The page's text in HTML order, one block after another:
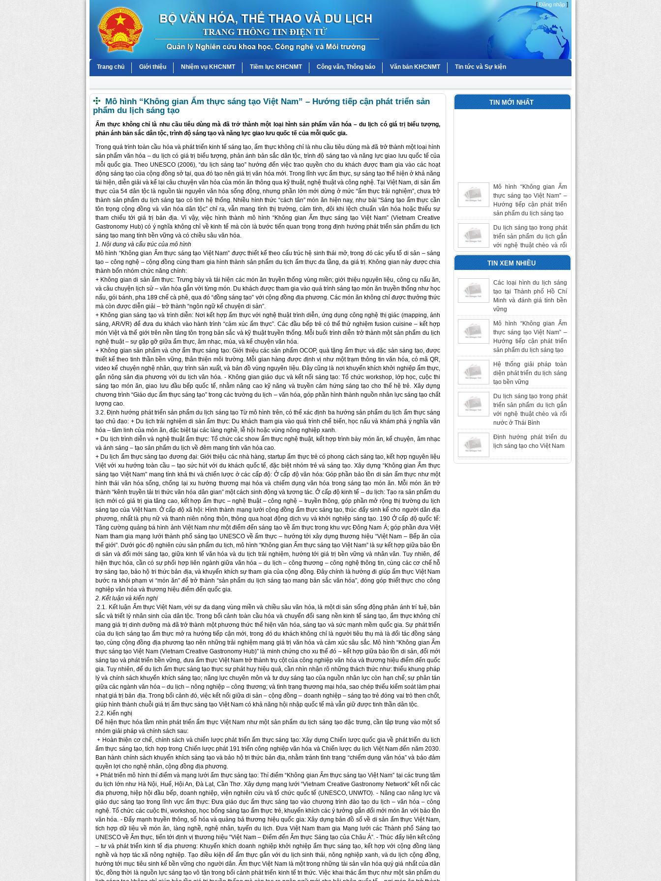
[Đăng nhập ]
Trang chủ Giới thiệu Nhiệm vụ KHCNMT Tiềm lực KHCNMT Công văn, Thông báo Văn bản KHCNMT Tin tức và Sự kiện
Mô hình “Không gian Ẩm thực sáng tạo Việt Nam” – Hướng tiếp cận phát triển sản
phẩm du lịch sáng tạo
Ẩm thực không chỉ là nhu cầu tiêu dùng mà đã trở thành một loại hình sản phẩm văn hóa – du lịch có giá trị biểu tượng,
phản ánh bản sắc dân tộc, trình độ sáng tạo và năng lực giao lưu quốc tế của mỗi quốc gia.
Trong quá trình toàn cầu hóa và phát triển kinh tế sáng tạo, ẩm thực không chỉ là nhu cầu tiêu dùng mà đã trở thành một loại hình
sản phẩm văn hóa – du lịch có giá trị biểu tượng, phản ánh bản sắc dân tộc, trình độ sáng tạo và năng lực giao lưu quốc tế của
mỗi quốc gia. Theo UNESCO (2006), “du lịch sáng tạo” hướng đến việc trao quyền cho du khách được tham gia vào các hoạt
động sáng tạo của cộng đồng sở tại, qua đó tạo nên giá trị văn hóa mới. Trong lĩnh vực ẩm thực, sự sáng tạo thể hiện ở khả năng
tái hiện, diễn giải và kể lại câu chuyện văn hóa của món ăn thông qua kỹ thuật, nghệ thuật và công nghệ. Tại Việt Nam, di sản ẩm
thực của 54 dân tộc là nguồn tài nguyên văn hóa sống động, nhưng phần lớn mới dừng ở mức “ẩm thực trải nghiệm”, chưa trở
thành sản phẩm du lịch sáng tạo có tính hệ thống. Nhiều hình thức “cách tân” món ăn hiện nay, như bài “Sáng tạo ẩm thực cần
tôn trọng cộng đồng và văn hóa dân tộc” chỉ ra, vẫn mang tính thị trường, cảm tính, đôi khi lệch chuẩn văn hóa hoặc thiếu sự
tham chiếu tới giá trị bản địa. Vì vậy, việc hình thành mô hình “Không gian Ẩm thực sáng tạo Việt Nam” (Vietnam Creative
Gastronomy Hub) có ý nghĩa không chỉ về kinh tế mà còn là bước tiến quan trọng trong định hướng phát triển sản phẩm du lịch
sáng tạo mang tính bền vững và có chiều sâu văn hóa.
1. Nội dung và cấu trúc của mô hình
Mô hình “Không gian Ẩm thực sáng tạo Việt Nam” được thiết kế theo cấu trúc hệ sinh thái mở, trong đó các yếu tố di sản – sáng
tạo – công nghệ – cộng đồng cùng tham gia hình thành sản phẩm du lịch ẩm thực đa tầng, đa giá trị. Không gian này được chia
thành bốn nhóm chức năng chính:
+ Không gian di sản ẩm thực: Trưng bày và tái hiện các món ăn truyền thống vùng miền; giới thiệu nguyên liệu, công cụ nấu ăn,
và câu chuyện lịch sử – văn hóa gắn với từng món. Du khách được tham gia vào quá trình sáng tạo món ăn truyền thống như học
nấu, gói bánh, pha 189 chế cà phê, qua đó “đồng sáng tạo” với cộng đồng địa phương. Các món ăn không chỉ được thưởng thức
mà còn được diễn giải – trở thành “ngôn ngữ kể chuyện di sản”.
+ Không gian sáng tạo và trình diễn: Nơi kết hợp ẩm thực với nghệ thuật trình diễn, ứng dụng công nghệ thị giác (mapping, ánh
sáng, AR/VR) để đưa du khách vào hành trình “cảm xúc ẩm thực”. Các đầu bếp trẻ có thể thử nghiệm fusion cuisine – kết hợp
món Việt và thế giới trên nền tảng tôn trọng bản sắc và kỹ thuật truyền thống. Mỗi buổi trình diễn trở thành một sản phẩm du lịch
nghệ thuật – sự gặp gỡ giữa ẩm thực, âm nhạc, múa, và kể chuyện văn hóa.
+ Không gian sản phẩm và chợ ẩm thực sáng tạo: Giới thiệu các sản phẩm OCOP, quà tặng ẩm thực và đặc sản sáng tạo, được
thiết kế theo tinh thần bền vững, thân thiện môi trường. Mỗi gian hàng được định vị như một trạm thông tin văn hóa, có mã QR,
video kể chuyện nghệ nhân, quy trình sản xuất, và bản đồ vùng nguyên liệu. Đây cũng là nơi khuyến khích khởi nghiệp ẩm thực,
gắn nông sản địa phương với du lịch văn hóa. - Không gian giáo dục và kết nối sáng tạo: Tổ chức workshop, lớp học, cuộc thi
sáng tạo món ăn, giao lưu đầu bếp quốc tế, nhằm nâng cao kỹ năng và truyền cảm hứng sáng tạo cho thế hệ trẻ. Xây dựng
chương trình “Giáo dục ẩm thực sáng tạo” trong các trường du lịch – văn hóa, góp phần hình thành nguồn nhân lực sáng tạo chất
lượng cao.
3.2. Định hướng phát triển sản phẩm du lịch sáng tạo Từ mô hình trên, có thể xác định ba hướng sản phẩm du lịch ẩm thực sáng
tạo chủ đạo: + Du lịch trải nghiệm di sản ẩm thực: Du khách tham gia vào quá trình chế biến, học nấu và khám phá ý nghĩa văn
hóa – tâm linh của món ăn, đặc biệt tại các làng nghề, lễ hội hoặc vùng nông nghiệp xanh.
+ Du lịch trình diễn và nghệ thuật ẩm thực: Tổ chức các show ẩm thực nghệ thuật, kết hợp trình bày món ăn, kể chuyện, âm nhạc
và ánh sáng – tạo sản phẩm du lịch về đêm mang tính văn hóa cao.
+ Du lịch ẩm thực sáng tạo đương đại: Giới thiệu các nhà hàng, startup ẩm thực trẻ có phong cách sáng tạo, kết hợp nguyên liệu
Việt với xu hướng toàn cầu – tạo sức hút với du khách quốc tế, đặc biệt nhóm trẻ và sáng tạo. Xây dựng “Không gian Ẩm thực
sáng tạo Việt Nam” mang tính khả thi và chiến lược ở các cấp độ: Ở cấp độ văn hóa: Góp phần bảo tồn di sản ẩm thực như một
hình thái văn hóa sống, chống lại xu hướng thương mại hóa và chiếm dụng văn hóa trong sáng tạo món ăn. Mỗi món ăn trở
thành “kênh truyền tải tri thức văn hóa dân gian” một cách sinh động và tương tác. Ở cấp độ kinh tế – du lịch: Tạo ra sản phẩm du
lịch mới có giá trị gia tăng cao, kết hợp ẩm thực – nghệ thuật – công nghệ – truyền thông, góp phần mở rộng thị trường du lịch
sáng tạo của Việt Nam. Ở cấp độ xã hội: Hình thành mạng lưới cộng đồng ẩm thực sáng tạo, thúc đẩy sinh kế cho người dân địa
phương, nhất là phụ nữ và thanh niên nông thôn, thông qua hoạt động dịch vụ và khởi nghiệp sáng tạo. 190 Ở cấp độ quốc tế:
Tăng cường quảng bá hình ảnh Việt Nam như một điểm đến sáng tạo về ẩm thực trong khu vực Đông Nam Á; góp phần đưa Việt
Nam tham gia mạng lưới thành phố sáng tạo UNESCO về ẩm thực – hướng tới xây dựng thương hiệu “Việt Nam – Bếp ăn của
thế giới”. Dưới góc độ nghiên cứu sản phẩm du lịch, mô hình “Không gian Ẩm thực sáng tạo Việt Nam” là sự kết hợp giữa bảo tồn
di sản và đổi mới sáng tạo, giữa kinh tế văn hóa và du lịch trải nghiệm, hướng tới giá trị bền vững và nhân văn. Tuy nhiên, để
hiện thực hóa, cần có sự phối hợp liên ngành giữa văn hóa – du lịch – công thương – công nghệ thông tin, cùng các cơ chế hỗ
trợ sáng tạo, bảo hộ tri thức bản địa, và khuyến khích sự tham gia của cộng đồng. Đây chính là hướng đi giúp ẩm thực Việt Nam
bước ra khỏi phạm vi “món ăn” để trở thành “sản phẩm du lịch sáng tạo mang bản sắc văn hóa”, đóng góp thiết thực cho công
nghiệp văn hóa và thương hiệu điểm đến quốc gia.
2. Kết luận và kiến nghị
2.1. Kết luận Ẩm thực Việt Nam, với sự đa dạng vùng miền và chiều sâu văn hóa, là một di sản sống động phản ánh trí tuệ, bản
sắc và triết lý nhân sinh của dân tộc. Trong bối cảnh toàn cầu hóa và chuyển đổi sang nền kinh tế sáng tạo, ẩm thực không chỉ
mang giá trị dinh dưỡng mà đã trở thành một phương thức thể hiện văn hóa, sáng tạo và sức mạnh mềm quốc gia. Sự phát triển
của du lịch sáng tạo ẩm thực mở ra hướng tiếp cận mới, trong đó du khách không chỉ là người tiêu thụ mà là đối tác đồng sáng
tạo, cùng cộng đồng địa phương tạo nên những trải nghiệm mang giá trị văn hóa và cảm xúc sâu sắc. Mô hình “Không gian Ẩm
thực sáng tạo Việt Nam (Vietnam Creative Gastronomy Hub)” là minh chứng cho xu thế đó – kết hợp giữa bảo tồn di sản, đổi mới
sáng tạo và phát triển bền vững, đưa ẩm thực Việt Nam trở thành trụ cột của công nghiệp văn hóa và thương hiệu điểm đến quốc
gia. Tuy nhiên, để du lịch ẩm thực sáng tạo thực sự phát huy hiệu quả, cần nhìn nhận rõ những thách thức như: thiếu khung pháp
lý và chính sách khuyến khích sáng tạo; năng lực chuyên môn và tư duy sáng tạo của nguồn nhân lực còn hạn chế; sự phân tán
giữa các ngành văn hóa – du lịch – nông nghiệp – công thương; và tình trạng thương mại hóa, sao chép thiếu kiểm soát làm phai
nhạt giá trị bản địa. Trong bối cảnh đó, việc kết nối giữa di sản – cộng đồng – doanh nghiệp – sáng tạo trẻ đóng vai trò then chốt,
giúp hình thành chuỗi giá trị ẩm thực sáng tạo Việt Nam có khả năng hội nhập quốc tế mà vẫn giữ được tinh thần dân tộc.
2.2. Kiến nghị
Để hiện thực hóa tầm nhìn phát triển ẩm thực Việt Nam như một sản phẩm du lịch sáng tạo đặc trưng, cần tập trung vào một số
nhóm giải pháp và chính sách sau:
+ Hoàn thiện cơ chế, chính sách và chiến lược phát triển ẩm thực sáng tạo: Xây dựng Chiến lược quốc gia về phát triển du lịch
ẩm thực sáng tạo, tích hợp trong Chiến lược phát 191 triển công nghiệp văn hóa và Chiến lược du lịch Việt Nam đến năm 2030.
Ban hành chính sách khuyến khích sáng tạo và bảo hộ tri thức bản địa, nhằm tránh tình trạng “chiếm dụng văn hóa” và bảo đảm
quyền lợi cho nghệ nhân, cộng đồng địa phương.
+ Phát triển mô hình thí điểm và mạng lưới ẩm thực sáng tạo: Thí điểm “Không gian Ẩm thực sáng tạo Việt Nam” tại các trung tâm
du lịch lớn như Hà Nội, Huế, Hội An, Đà Lạt, Cần Thơ. Xây dựng mạng lưới “Vietnam Creative Gastronomy Network” kết nối các
địa phương, hiệp hội đầu bếp, doanh nghiệp, viện nghiên cứu và tổ chức quốc tế (UNESCO, UNWTO). - Nâng cao năng lực và
giáo dục sáng tạo trong lĩnh vực ẩm thực: Đưa giáo dục ẩm thực sáng tạo vào chương trình đào tạo du lịch – văn hóa – công
nghệ. Tổ chức các cuộc thi, workshop, học bổng sáng tạo ẩm thực trẻ, khuyến khích các ý tưởng gắn đổi mới món ăn với bảo tồn
văn hóa. - Đẩy mạnh truyền thông, số hóa và quảng bá thương hiệu quốc gia: Xây dựng bản đồ số về di sản ẩm thực Việt Nam,
tích hợp dữ liệu về món ăn, làng nghề, nghệ nhân, tuyến du lịch. Đưa Việt Nam tham gia Mạng lưới các Thành phố Sáng tạo
UNESCO về Ẩm thực, tiến tới định vị thương hiệu “Việt Nam – Điểm đến Ẩm thực Sáng tạo của Châu Á”. - Thúc đẩy liên kết công
– tư và phát triển kinh tế địa phương: Khuyến khích doanh nghiệp khởi nghiệp ẩm thực sáng tạo, kết hợp với cộng đồng làng
nghề và hợp tác xã nông nghiệp. Tạo điều kiện để ẩm thực gắn với du lịch sinh thái, nông nghiệp xanh, và du lịch cộng đồng,
hướng tới mục tiêu sinh kế bền vững cho người dân. Ẩm thực Việt Nam là một trong những tài sản văn hóa quý giá nhất của dân
tộc, đồng thời là nguồn lực sáng tạo vô tận trong bối cảnh phát triển kinh tế tri thức. Việc khai thác ẩm thực như một sản phẩm du
TIN MỚI NHẤT
thực sáng tạo Việt Nam” –
Hướng tiếp cận phát triển
sản phẩm du lịch sáng tạo
Du lịch sáng tạo trong phát
triển sản phẩm du lịch gắn
với nghệ thuật chèo và rối
nước ở Thái Bình
Các loại hình du lịch sáng
tạo tại Thành phố Hồ Chí
vững
Định hướng phát triển du
lịch sáng tạo cho Việt Nam
Hệ thống giải pháp toàn
diện phát triển du lịch sáng
tạo bền vững
TIN XEM NHIỀU
Các loại hình du lịch sáng
tạo tại Thành phố Hồ Chí
Minh và đánh giá tính bền
vững
Mô hình “Không gian Ẩm
thực sáng tạo Việt Nam” –
Hướng tiếp cận phát triển
sản phẩm du lịch sáng tạo
Hệ thống giải pháp toàn
diện phát triển du lịch sáng
tạo bền vững
Du lịch sáng tạo trong phát
triển sản phẩm du lịch gắn
với nghệ thuật chèo và rối
nước ở Thái Bình
Định hướng phát triển du
lịch sáng tạo cho Việt Nam